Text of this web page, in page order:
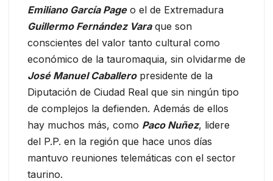
Emiliano García Pageo el de Extremadura
Guillermo Fernández Varaque son
conscientes del valor tanto cultural como
económico de la tauromaquia, sin olvidarme de
José Manuel Caballeropresidente de la
Diputación de Ciudad Real que sin ningún tipo
de complejos la defienden. Además de ellos
hay muchos más, como Paco Nuñez, lidere
del P.P. en la región que hace unos días
mantuvo reuniones telemáticas con el sector
taurino.